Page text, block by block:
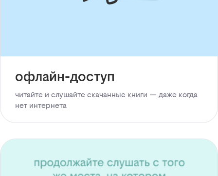
офлайн-доступ
читайте и слушайте скачанные книги — даже когда
нет интернета